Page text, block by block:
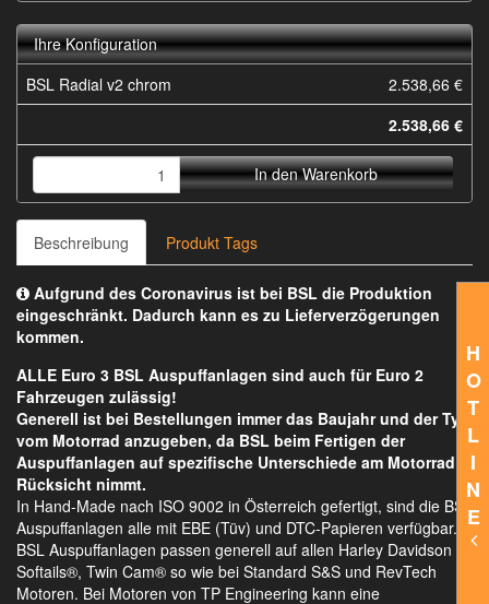
H
O
T
L
I
N
E
Ihre Konfiguration
BSL Radial v2 chrom
2.538,66 €
2.538,66 €
In den Warenkorb
Beschreibung Produkt Tags
Aufgrund des Coronavirus ist bei BSL die Produktion
eingeschränkt. Dadurch kann es zu Lieferverzögerungen
kommen.
ALLE Euro 3 BSL Auspuffanlagen sind auch für Euro 2
Fahrzeugen zulässig!
Generell ist bei Bestellungen immer das Baujahr und der Typ
vom Motorrad anzugeben, da BSL beim Fertigen der
Auspuffanlagen auf spezifische Unterschiede am Motorrad
Rücksicht nimmt.
In Hand-Made nach ISO 9002 in Österreich gefertigt, sind die BSL
Auspuffanlagen alle mit EBE (Tüv) und DTC-Papieren verfügbar.
BSL Auspuffanlagen passen generell auf allen Harley Davidson
Softails®, Twin Cam® so wie bei Standard S&S und RevTech
Motoren. Bei Motoren von TP Engineering kann eine